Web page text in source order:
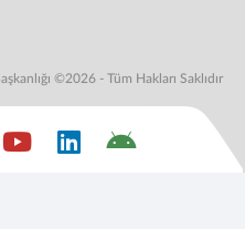
©2026 - Tüm Hakları Saklıdır